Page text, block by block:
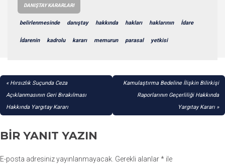
DANIŞTAY KARARLARI
belirlenmesinde danıştay hakkında hakları haklarının İdare
İdarenin kadrolu kararı memurun parasal yetkisi
YAZI
GEZINMESI
Hırsızlık Suçunda Ceza
Açıklanmasının Geri Bırakılması
Hakkında Yargıtay Kararı
Kamulaştırma Bedeline İlişkin Bilirkişi
Raporlarının Geçerliliği Hakkında
Yargıtay Kararı
BIR YANIT YAZIN
E-posta adresiniz yayınlanmayacak. Gerekli alanlar* ile